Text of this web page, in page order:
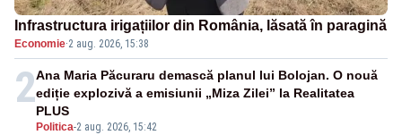
Infrastructura irigațiilor din România, lăsată în paragină
Economie·2 aug. 2026, 15:38
2
Politica-2 aug. 2026, 15:42
Ana Maria Păcuraru demască planul lui Bolojan. O nouă
ediție explozivă a emisiunii „Miza Zilei” la Realitatea
PLUS